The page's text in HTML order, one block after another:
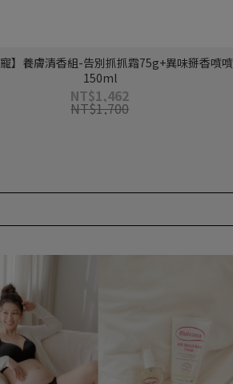
寵】養膚清香組-告別抓抓霜75g+異味掰香噴噴
150ml
NT$1,462
NT$1,700